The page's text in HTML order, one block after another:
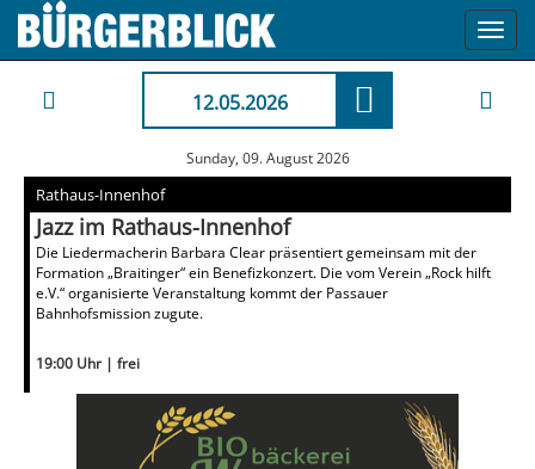
12.05.2026
Sunday, 09. August 2026
Rathaus-Innenhof
Jazz im Rathaus-Innenhof
Die Liedermacherin Barbara Clear präsentiert gemeinsam mit der
Formation „Braitinger“ ein Benefizkonzert. Die vom Verein „Rock hilft
e.V.“ organisierte Veranstaltung kommt der Passauer
Bahnhofsmission zugute.
19:00 Uhr | frei